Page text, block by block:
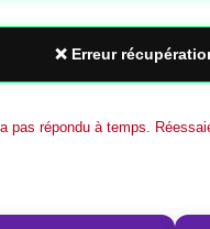
❌ Erreur
pas répondu à temps.